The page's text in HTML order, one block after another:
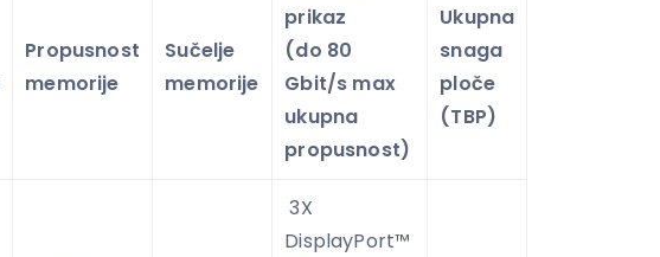
Propusnost
memorije
Sučelje
memorije
prikaz
(do 80
Gbit/s max
ukupna
propusnost)
Ukupna
snaga
ploče
(TBP)
3X
DisplayPort™